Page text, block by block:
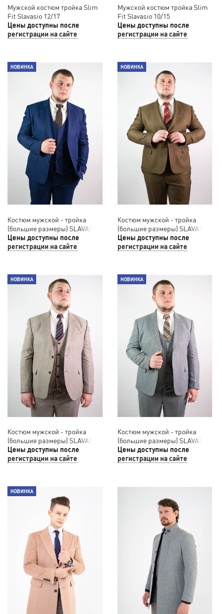
Мужской костюм тройка Slim
Fit Slavasio 12/17
Цены доступны после
регистрации на сайте
Мужской костюм тройка Slim
Fit Slavasio 10/15
Цены доступны после
регистрации на сайте
НОВИНКА
Костюм мужской - тройка
(большие размеры) SLAVASIO
14/008
Цены доступны после
регистрации на сайте
НОВИНКА
Костюм мужской - тройка
(большие размеры) SLAVASIO
14/006
Цены доступны после
регистрации на сайте
НОВИНКА
Костюм мужской - тройка
(большие размеры) SLAVASIO
14/003
Цены доступны после
регистрации на сайте
НОВИНКА
Костюм мужской - тройка
(большие размеры) SLAVASIO
14/002
Цены доступны после
регистрации на сайте
НОВИНКА